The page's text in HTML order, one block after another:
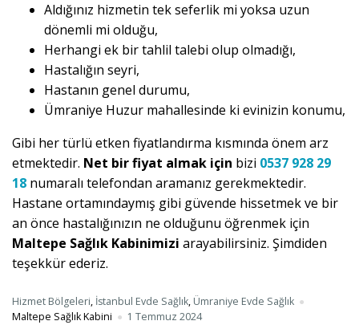
Aldığınız hizmetin tek seferlik mi yoksa uzun
dönemli mi olduğu,
Herhangi ek bir tahlil talebi olup olmadığı,
Hastalığın seyri,
Hastanın genel durumu,
Ümraniye Huzur mahallesinde ki evinizin konumu,
Gibi her türlü etken fiyatlandırma kısmında önem arz
etmektedir. Net bir fiyat almak için bizi 0537 928 29
18 numaralı telefondan aramanız gerekmektedir.
Hastane ortamındaymış gibi güvende hissetmek ve bir
an önce hastalığınızın ne olduğunu öğrenmek için
Maltepe Sağlık Kabinimizi arayabilirsiniz. Şimdiden
teşekkür ederiz.
Hizmet Bölgeleri, İstanbul Evde Sağlık, Ümraniye Evde Sağlık
Maltepe Sağlık Kabini
1 Temmuz 2024